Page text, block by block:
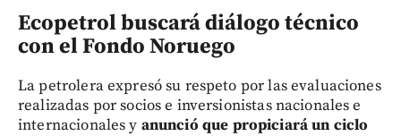
Ecopetrol buscará diálogo técnico
con el Fondo Noruego
La petrolera expresó su respeto por las evaluaciones
realizadas por socios e inversionistas nacionales e
internacionales y anunció que propiciará un ciclo